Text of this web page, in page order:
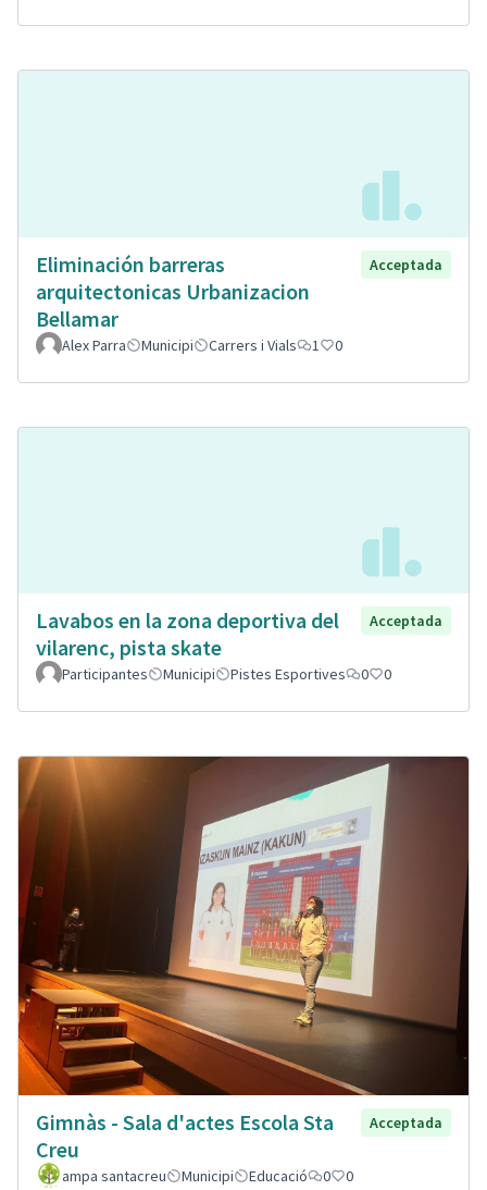
Eliminación barreras
arquitectonicas Urbanizacion
Bellamar
Acceptada
Alex Parra Municipi Carrers i Vials 1 0
Lavabos en la zona deportiva del
vilarenc, pista skate
Acceptada
Participantes Municipi Pistes Esportives 0 0
Gimnàs - Sala d'actes Escola Sta
Creu
Acceptada
ampa santacreu Municipi Educació 0 0